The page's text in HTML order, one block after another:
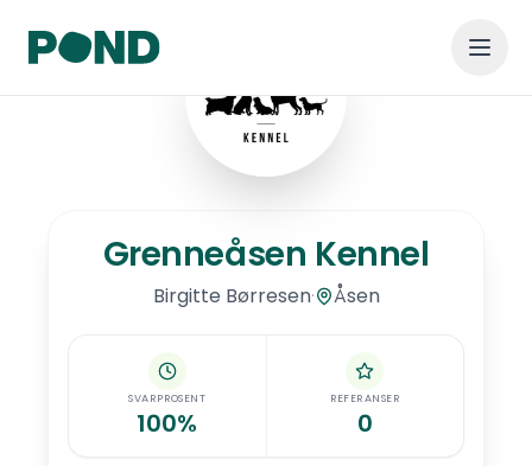
Grenneåsen Kennel
Birgitte Børresen· Åsen
SVARPROSENT
100%
REFERANSER
0